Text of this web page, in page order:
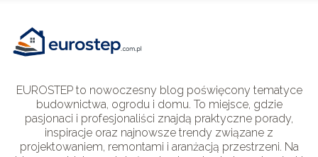
EUROSTEP to nowoczesny blog poświęcony tematyce
budownictwa, ogrodu i domu. To miejsce, gdzie
pasjonaci i profesjonaliści znajdą praktyczne porady,
inspiracje oraz najnowsze trendy związane z
projektowaniem, remontami i aranżacją przestrzeni. Na